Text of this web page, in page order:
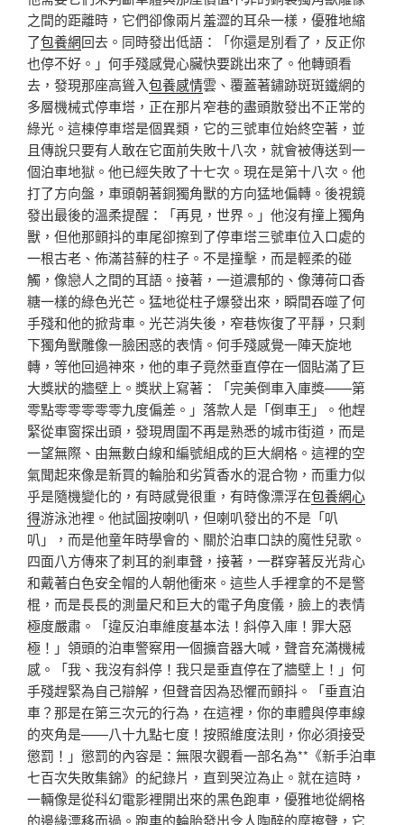
之間的距離時，它們卻像兩片羞澀的耳朵一樣，優雅地縮
了包養網回去。同時發出低語：「你還是別看了，反正你
也停不好。」何手殘感覺心臟快要跳出來了。他轉頭看
去，發現那座高聳入包養感情雲、覆蓋著鏽跡斑斑鐵網的
多層機械式停車塔，正在那片窄巷的盡頭散發出不正常的
綠光。這棟停車塔是個異類，它的三號車位始終空著，並
且傳說只要有人敢在它面前失敗十八次，就會被傳送到一
個泊車地獄。他已經失敗了十七次。現在是第十八次。他
打了方向盤，車頭朝著銅獨角獸的方向猛地偏轉。後視鏡
發出最後的溫柔提醒：「再見，世界。」他沒有撞上獨角
獸，但他那顫抖的車尾卻擦到了停車塔三號車位入口處的
一根古老、佈滿苔蘚的柱子。不是撞擊，而是輕柔的碰
觸，像戀人之間的耳語。接著，一道濃郁的、像薄荷口香
糖一樣的綠色光芒。猛地從柱子爆發出來，瞬間吞噬了何
手殘和他的掀背車。光芒消失後，窄巷恢復了平靜，只剩
下獨角獸雕像一臉困惑的表情。何手殘感覺一陣天旋地
轉，等他回過神來，他的車子竟然垂直停在一個貼滿了巨
大獎狀的牆壁上。獎狀上寫著：「完美倒車入庫獎——第
零點零零零零零九度偏差。」落款人是「倒車王」。他趕
緊從車窗探出頭，發現周圍不再是熟悉的城市街道，而是
一望無際、由無數白線和編號組成的巨大網格。這裡的空
氣聞起來像是新買的輪胎和劣質香水的混合物，而重力似
乎是隨機變化的，有時感覺很重，有時像漂浮在包養網心
得游泳池裡。他試圖按喇叭，但喇叭發出的不是「叭
叭」，而是他童年時學會的、關於泊車口訣的魔性兒歌。
四面八方傳來了刺耳的剎車聲，接著，一群穿著反光背心
和戴著白色安全帽的人朝他衝來。這些人手裡拿的不是警
棍，而是長長的測量尺和巨大的電子角度儀，臉上的表情
極度嚴肅。「違反泊車維度基本法！斜停入庫！罪大惡
極！」領頭的泊車警察用一個擴音器大喊，聲音充滿機械
感。「我、我沒有斜停！我只是垂直停在了牆壁上！」何
手殘趕緊為自己辯解，但聲音因為恐懼而顫抖。「垂直泊
車？那是在第三次元的行為，在這裡，你的車體與停車線
的夾角是——八十九點七度！按照維度法則，你必須接受
懲罰！」懲罰的內容是：無限次觀看一部名為**《新手泊車
七百次失敗集錦》的紀錄片，直到哭泣為止。就在這時，
一輛像是從科幻電影裡開出來的黑色跑車，優雅地從網格
的邊緣漂移而過。跑車的輪胎發出令人陶醉的摩擦聲，它